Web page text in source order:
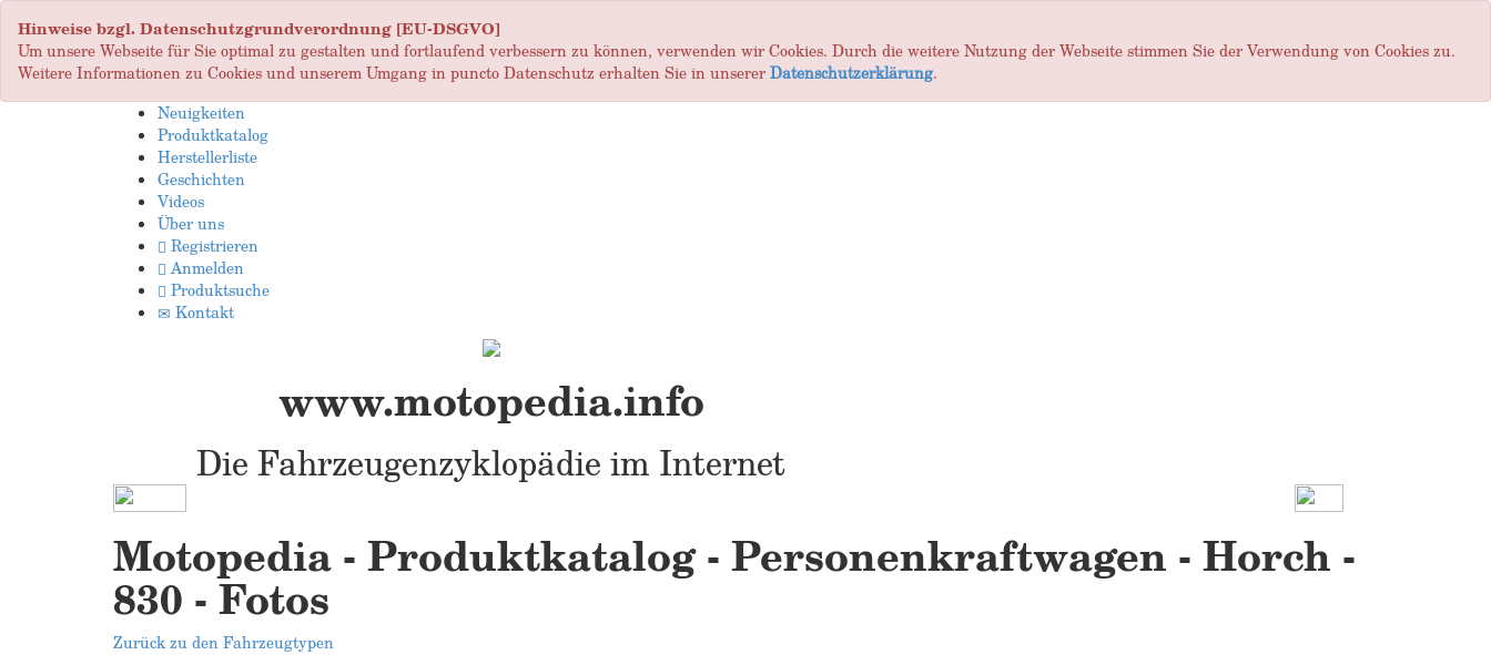
Hinweise bzgl. Datenschutzgrundverordnung [EU-DSGVO]
Um unsere Webseite für Sie optimal zu gestalten und fortlaufend verbessern zu können, verwenden wir Cookies. Durch die weitere Nutzung der Webseite stimmen Sie der Verwendung von Cookies zu.
Weitere Informationen zu Cookies und unserem Umgang in puncto Datenschutz erhalten Sie in unsererDatenschutzerklärung.
Neuigkeiten
Produktkatalog
Herstellerliste
Geschichten
Videos
Über uns
Registrieren
Anmelden
Produktsuche
Kontakt
www.motopedia.info
Die Fahrzeugenzyklopädie im Internet
Motopedia - Produktkatalog - Personenkraftwagen - Horch -
830 - Fotos
Zurück zu den Fahrzeugtypen